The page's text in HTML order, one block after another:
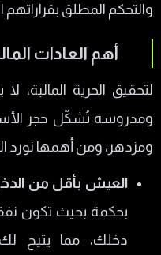
والتحكم المطلق بقراراتهم
أهم العادات
لتحقيق الحرية المالية،
ومدروسة تُشكّل حجر
ومزدهر، ومن أهمها نورد
العيش بأقل من
بحكمة بحيث تكون
دخلك، مما يتيح لك